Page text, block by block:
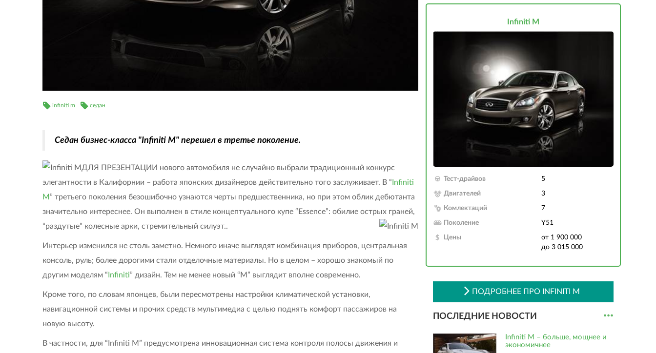
infiniti m седан
Седан бизнес-класса "Infiniti M" перешел в третье поколение.
ДЛЯ ПРЕЗЕНТАЦИИ нового автомобиля не случайно выбрали традиционный конкурс
элегантности в Калифорнии – работа японских дизайнеров действительно того заслуживает. В “Infiniti
M” третьего поколения безошибочно узнаются черты предшественника, но при этом облик дебютанта
значительно интереснее. Он выполнен в стиле концептуального купе “Essence”: обилие острых граней,
“раздутые” колесные арки, стремительный силуэт..
Интерьер изменился не столь заметно. Немного иначе выглядят комбинация приборов, центральная
консоль, руль; более дорогими стали отделочные материалы. Но в целом – хорошо знакомый по
другим моделям “Infiniti” дизайн. Тем не менее новый “M” выглядит вполне современно.
Кроме того, по словам японцев, были пересмотрены настройки климатической установки,
навигационной системы и прочих средств мультимедиа с целью поднять комфорт пассажиров на
новую высоту.
В частности, для “Infiniti M” предусмотрена инновационная система контроля полосы движения и
Infiniti M
Тест-драйвов 5
Двигателей 3
Комлектаций 7
Поколение Y51
Цены
от 1 900 000
до 3 015 000
ПОДРОБНЕЕ ПРО INFINITI M
ПОСЛЕДНИЕ НОВОСТИ ...
Infiniti M – больше, мощнее и
экономичнее